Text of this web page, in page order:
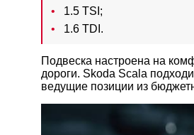
1.5 TSI;
1.6 TDI.
Подвеска настроена на
дороги. Skoda Scala
ведущие позиции из